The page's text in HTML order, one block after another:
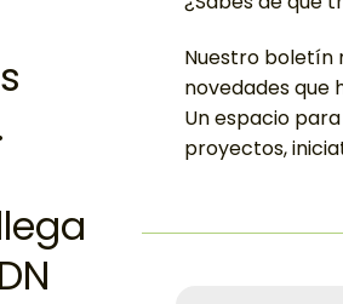
Nuestro boletín
novedades que
Un espacio
proyectos,